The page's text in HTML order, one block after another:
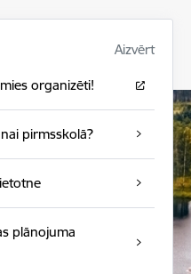
Aizvērt
organizēti!
pirmsskolā?
plānojuma